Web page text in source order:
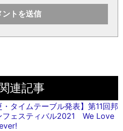
連記事
・タイムテーブル発表】第11回邦
フェスティバル2021 We Love